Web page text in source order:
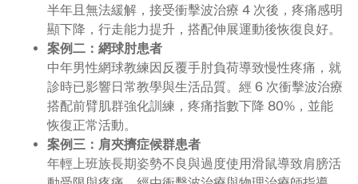
半年且無法緩解，接受衝擊波治療 4 次後，疼痛感明
顯下降，行走能力提升，搭配伸展運動後恢復良好。
案例二：網球肘患者
中年男性網球教練因反覆手肘負荷導致慢性疼痛，就
診時已影響日常教學與生活品質。經 6 次衝擊波治療
搭配前臂肌群強化訓練，疼痛指數下降 80%，並能
恢復正常活動。
案例三：肩夾擠症候群患者
年輕上班族長期姿勢不良與過度使用滑鼠導致肩膀活